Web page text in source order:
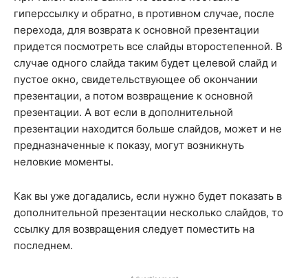
гиперссылку и обратно, в противном случае, после
перехода, для возврата к основной презентации
придется посмотреть все слайды второстепенной. В
случае одного слайда таким будет целевой слайд и
пустое окно, свидетельствующее об окончании
презентации, а потом возвращение к основной
презентации. А вот если в дополнительной
презентации находится больше слайдов, может и не
предназначенные к показу, могут возникнуть
неловкие моменты.
Как вы уже догадались, если нужно будет показать в
дополнительной презентации несколько слайдов, то
ссылку для возвращения следует поместить на
последнем.